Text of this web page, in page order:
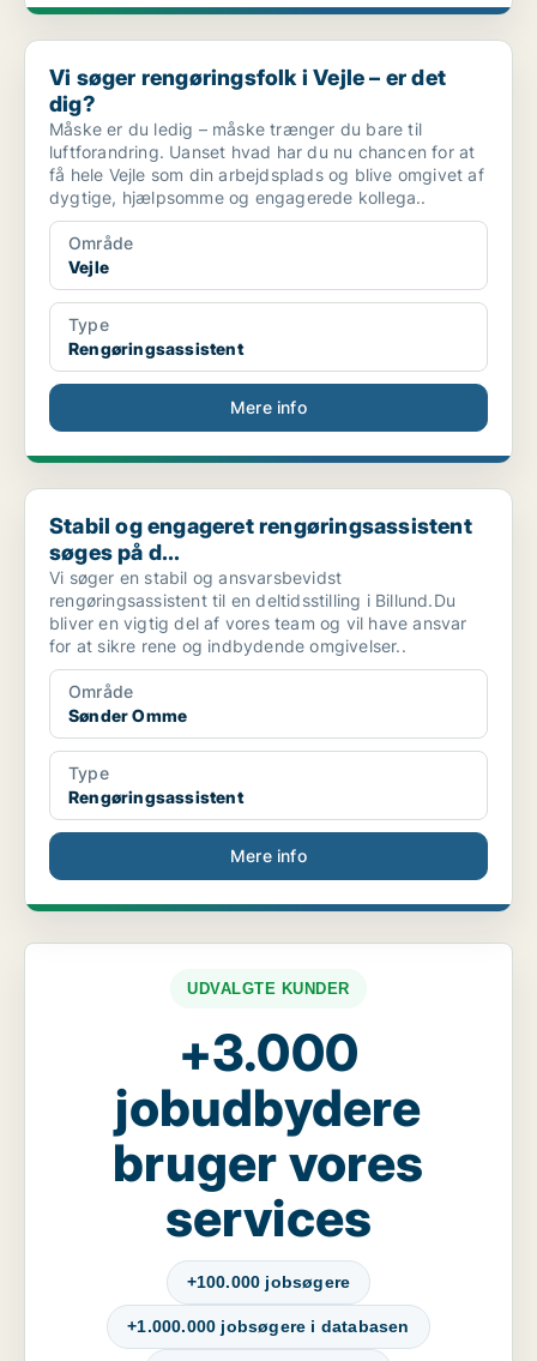
Vi søger rengøringsfolk i Vejle – er det dig?
Vi søger rengøringsfolk i Vejle – er det
dig?
Måske er du ledig – måske trænger du bare til
luftforandring. Uanset hvad har du nu chancen for at
få hele Vejle som din arbejdsplads og blive omgivet af
dygtige, hjælpsomme og engagerede kollega..
Område
Vejle
Type
Rengøringsassistent
Mere info
Stabil og engageret rengøringsassistent søges på d...
Stabil og engageret rengøringsassistent
søges på d...
Vi søger en stabil og ansvarsbevidst
rengøringsassistent til en deltidsstilling i Billund.Du
bliver en vigtig del af vores team og vil have ansvar
for at sikre rene og indbydende omgivelser..
Område
Sønder Omme
Type
Rengøringsassistent
Mere info
UDVALGTE KUNDER
+3.000
jobudbydere
bruger vores
services
+100.000 jobsøgere
+1.000.000 jobsøgere i databasen